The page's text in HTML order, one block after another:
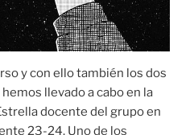
y con ello también los dos
llevado a cabo en la
docente del grupo en
23-24. Uno de los